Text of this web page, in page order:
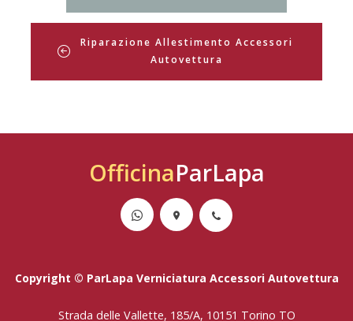
Riparazione Allestimento Accessori
Autovettura
OfficinaParLapa
Copyright © ParLapa Verniciatura Accessori Autovettura
Strada delle Vallette, 185/A, 10151 Torino TO